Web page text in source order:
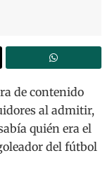
de contenido
al admitir,
quién era el
del fútbol